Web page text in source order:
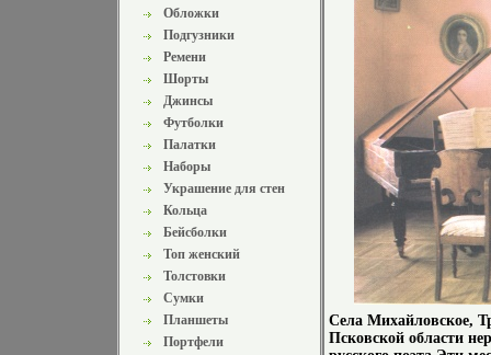
Обложки
Подгузники
Ремени
Шорты
Джинсы
Футболки
Палатки
Наборы
Украшение для стен
Кольца
Бейсболки
Топ женский
Толстовки
Сумки
Планшеты
Портфели
Села Михайловское,
Псковской области